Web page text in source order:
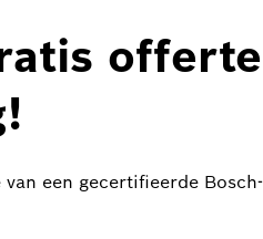
een gecertifieerde